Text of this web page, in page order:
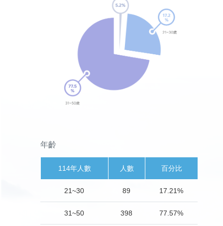
年齡
114年人數 人數 百分比
21~30 89 17.21%
31~50 398 77.57%